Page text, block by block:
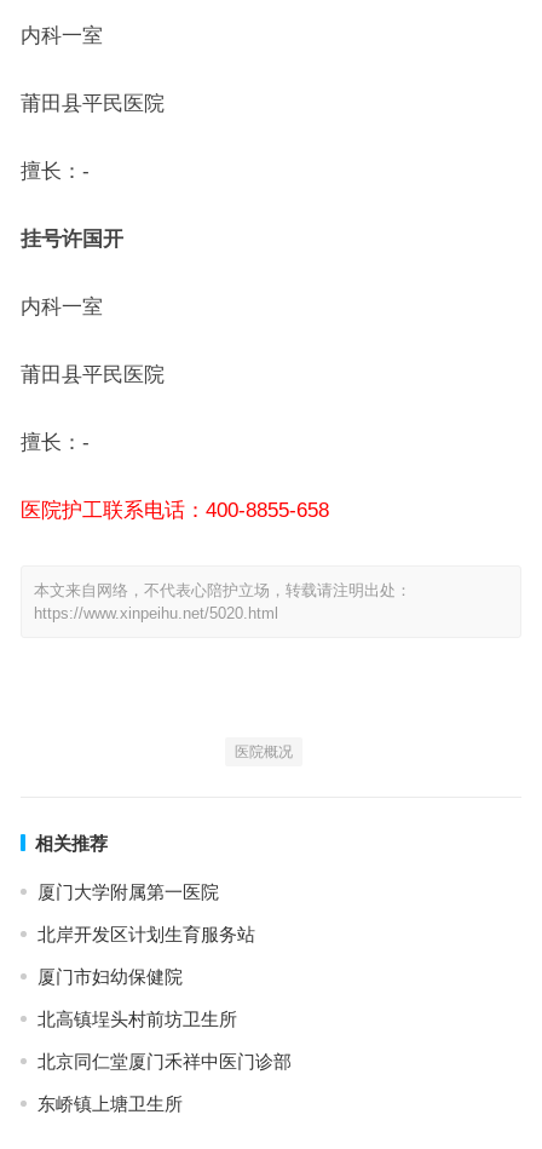
内科一室
莆田县平民医院
擅长：-
挂号许国开
内科一室
莆田县平民医院
擅长：-
医院护工联系电话：400-8855-658
本文来自网络，不代表心陪护立场，转载请注明出处：
https://www.xinpeihu.net/5020.html
医院概况
相关推荐
厦门大学附属第一医院
北岸开发区计划生育服务站
厦门市妇幼保健院
北高镇埕头村前坊卫生所
北京同仁堂厦门禾祥中医门诊部
东峤镇上塘卫生所